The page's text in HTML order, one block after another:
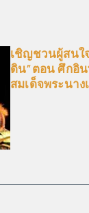
เชิญชวนผู้สนใ
ดิน”ตอน ศึกอิ
สมเด็จพระนาง